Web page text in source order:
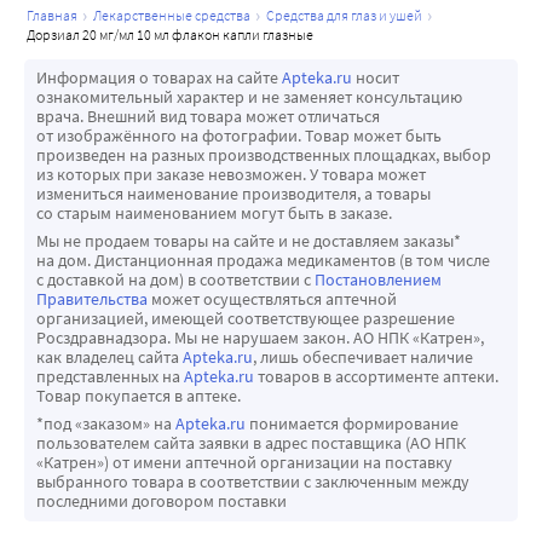
главная лекарственные средства
средства для глаз и ушей
дорзиал 20 мг/мл 10 мл флакон капли глазные
Информация о товарах на сайтеApteka.ru носит
ознакомительный характер и не заменяет консультацию
врача. Внешний вид товара может отличаться
от изображённого на фотографии. Товар может быть
произведен на разных производственных площадках, выбор
из которых при заказе невозможен. У товара может
измениться наименование производителя, а товары
со старым наименованием могут быть в заказе.
Мы не продаем товары на сайте и не доставляем заказы*
на дом. Дистанционная продажа медикаментов (в том числе
с доставкой на дом) в соответствии с Постановлением
Правительства может осуществляться аптечной
организацией, имеющей соответствующее разрешение
Росздравнадзора. Мы не нарушаем закон. АО НПК «Катрен»,
как владелец сайта Apteka.ru, лишь обеспечивает наличие
представленных на Apteka.ru товаров в ассортименте аптеки.
Товар покупается в аптеке.
*под «заказом» на Apteka.ru понимается формирование
пользователем сайта заявки в адрес поставщика (АО НПК
«Катрен») от имени аптечной организации на поставку
выбранного товара в соответствии с заключенным между
последними договором поставки